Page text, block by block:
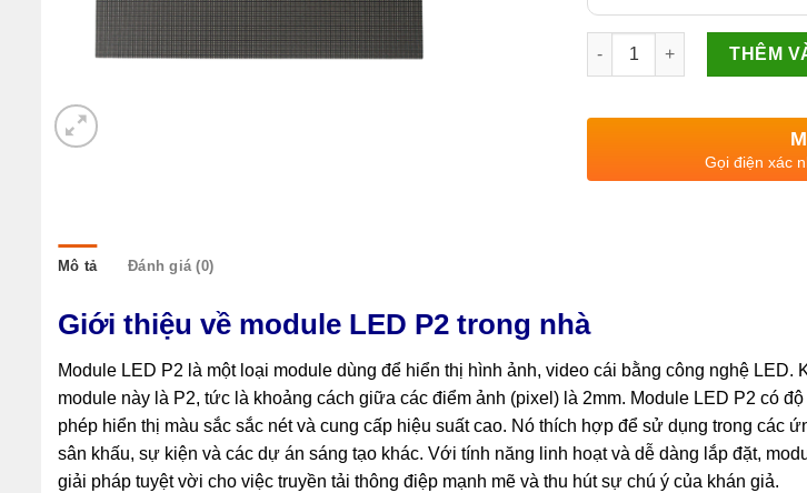
Module LED P2 trong nhà
THÊM
Gọi điện xác
Mô tả Đánh giá (0)
Giới thiệu về module LED P2 trong nhà
Module LED P2 là một loại module dùng để hiển thị hình ảnh, video cái bằng công nghệ LED.
module này là P2, tức là khoảng cách giữa các điểm ảnh (pixel) là 2mm. Module LED P2 có
phép hiển thị màu sắc sắc nét và cung cấp hiệu suất cao. Nó thích hợp để sử dụng trong các
sân khấu, sự kiện và các dự án sáng tạo khác. Với tính năng linh hoạt và dễ dàng lắp đặt,
giải pháp tuyệt vời cho việc truyền tải thông điệp mạnh mẽ và thu hút sự chú ý của khán giả.